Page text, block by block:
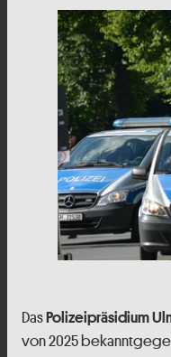
DasPolizeipräsidium
von 2025